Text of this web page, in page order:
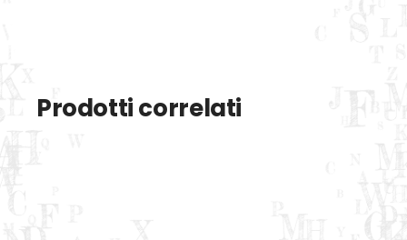
Prodotti correlati